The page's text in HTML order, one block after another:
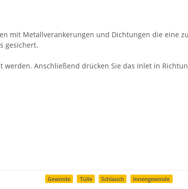
mit Metallverankerungen und Dichtungen die eine
gesichert.
Anschließend drücken Sie das Inlet in
Gewinde Tülle Schlauch Innengewinde